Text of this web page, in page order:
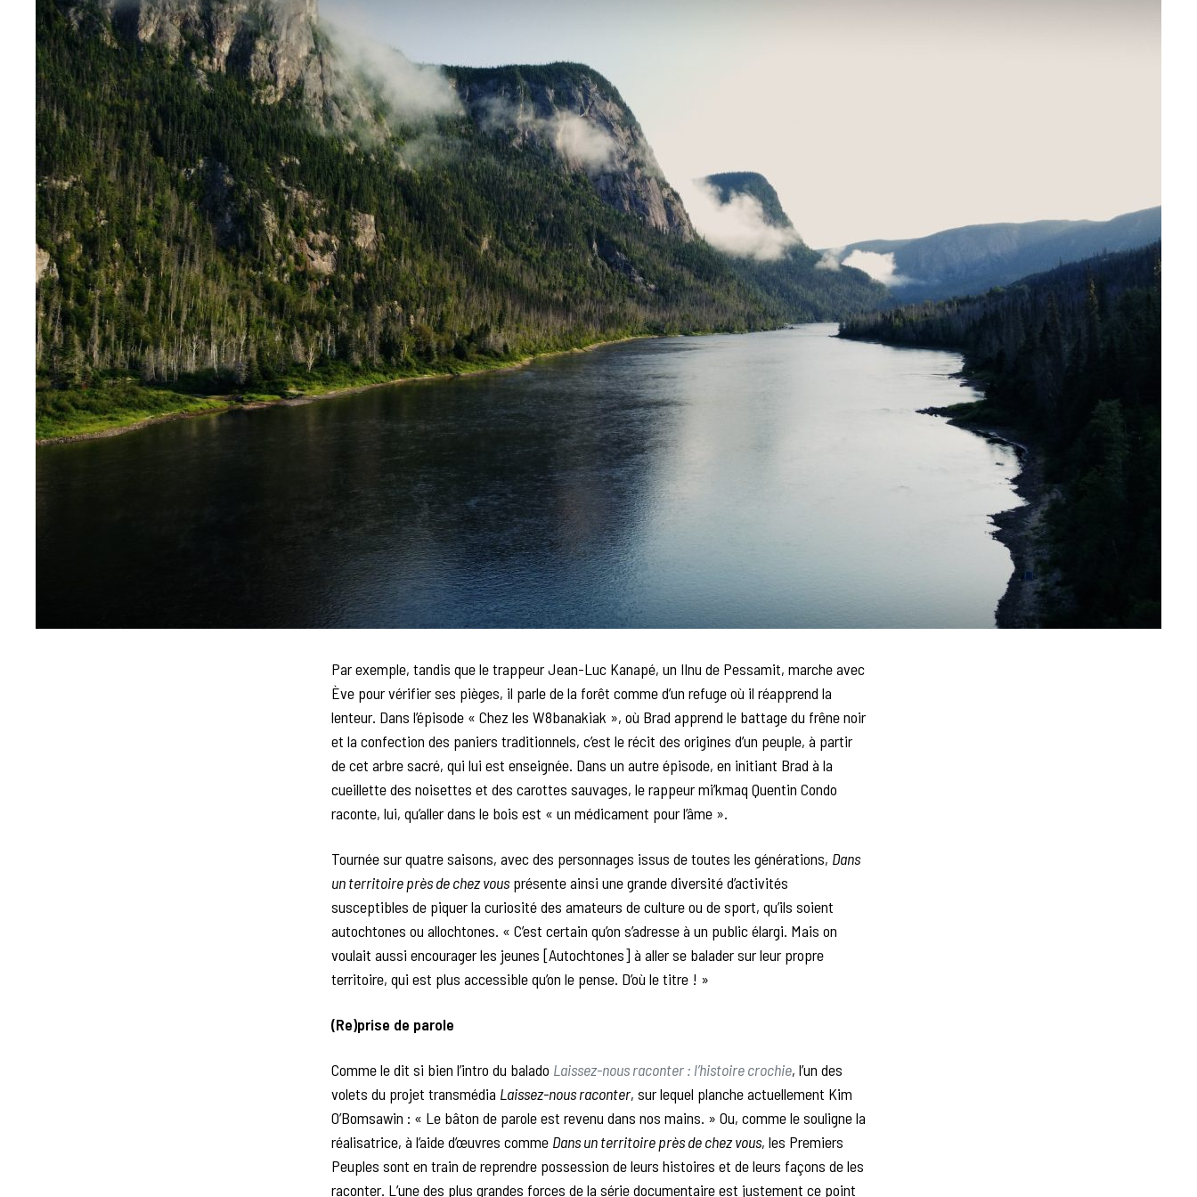
Par exemple, tandis que le trappeur Jean-Luc Kanapé, un Ilnu de Pessamit, marche avec
Ève pour vérifier ses pièges, il parle de la forêt comme d’un refuge où il réapprend la
lenteur. Dans l’épisode « Chez les W8banakiak », où Brad apprend le battage du frêne noir
et la confection des paniers traditionnels, c’est le récit des origines d’un peuple, à partir
de cet arbre sacré, qui lui est enseignée. Dans un autre épisode, en initiant Brad à la
cueillette des noisettes et des carottes sauvages, le rappeur mi’kmaq Quentin Condo
raconte, lui, qu’aller dans le bois est « un médicament pour l’âme ».
Tournée sur quatre saisons, avec des personnages issus de toutes les générations, Dans
un territoire près de chez vousprésente ainsi une grande diversité d’activités
susceptibles de piquer la curiosité des amateurs de culture ou de sport, qu’ils soient
autochtones ou allochtones. « C’est certain qu’on s’adresse à un public élargi. Mais on
voulait aussi encourager les jeunes [Autochtones] à aller se balader sur leur propre
territoire, qui est plus accessible qu’on le pense. D’où le titre ! »
(Re)prise de parole
Comme le dit si bien l’intro du balado Laissez-nous raconter : l’histoire crochie, l’un des
volets du projet transmédia Laissez-nous raconter, sur lequel planche actuellement Kim
O’Bomsawin : « Le bâton de parole est revenu dans nos mains. » Ou, comme le souligne la
réalisatrice, à l’aide d’œuvres comme Dans un territoire près de chez vous, les Premiers
Peuples sont en train de reprendre possession de leurs histoires et de leurs façons de les
raconter. L’une des plus grandes forces de la série documentaire est justement ce point